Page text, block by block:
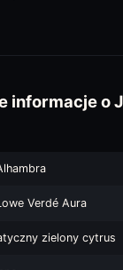
informacje o
Verdé Aura
zielony cytrus